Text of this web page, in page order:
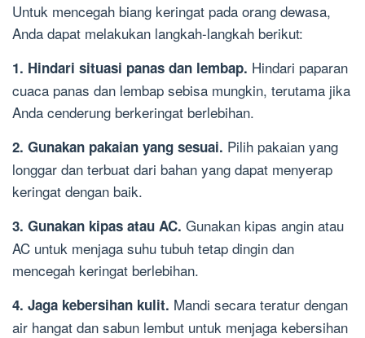
Untuk mencegah biang keringat pada orang dewasa,
Anda dapat melakukan langkah-langkah berikut:
1. Hindari situasi panas dan lembap. Hindari paparan
cuaca panas dan lembap sebisa mungkin, terutama jika
Anda cenderung berkeringat berlebihan.
2. Gunakan pakaian yang sesuai. Pilih pakaian yang
longgar dan terbuat dari bahan yang dapat menyerap
keringat dengan baik.
3. Gunakan kipas atau AC. Gunakan kipas angin atau
AC untuk menjaga suhu tubuh tetap dingin dan
mencegah keringat berlebihan.
4. Jaga kebersihan kulit. Mandi secara teratur dengan
air hangat dan sabun lembut untuk menjaga kebersihan